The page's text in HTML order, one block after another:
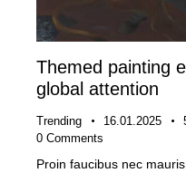
Themed painting
global attention
Trending 16.01.2025
0 Comments
Proin faucibus nec